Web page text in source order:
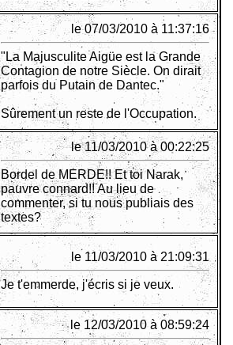
le 07/03/2010 à 11:37:16
"La Majusculite Aigüe est la Grande
Contagion de notre Siècle. On dirait
parfois du Putain de Dantec."
Sûrement un reste de l'Occupation.
le 11/03/2010 à 00:22:25
Bordel de MERDE!! Et toi Narak,
pauvre connard!! Au lieu de
commenter, si tu nous publiais des
textes?
le 11/03/2010 à 21:09:31
Je t'emmerde, j'écris si je veux.
le 12/03/2010 à 08:59:24